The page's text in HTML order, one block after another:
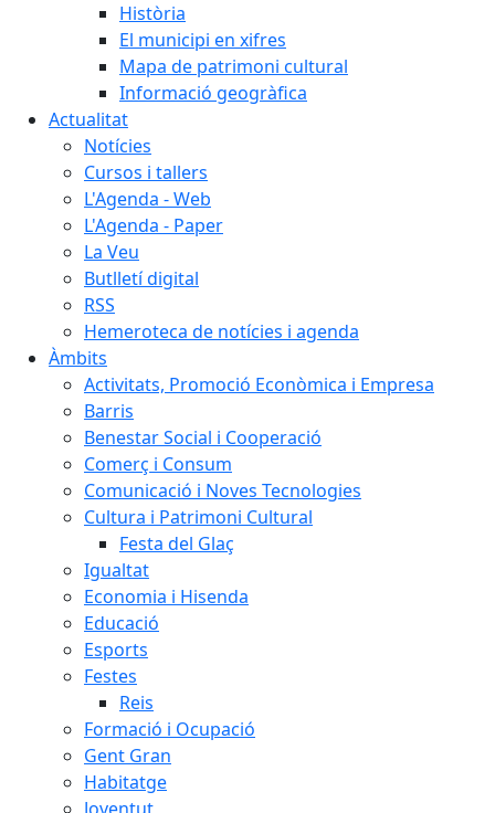
Història
El municipi en xifres
Mapa de patrimoni cultural
Informació geogràfica
Actualitat
Notícies
Cursos i tallers
L'Agenda - Web
L'Agenda - Paper
La Veu
Butlletí digital
RSS
Hemeroteca de notícies i agenda
Àmbits
Activitats, Promoció Econòmica i Empresa
Barris
Benestar Social i Cooperació
Comerç i Consum
Comunicació i Noves Tecnologies
Cultura i Patrimoni Cultural
Festa del Glaç
Igualtat
Economia i Hisenda
Educació
Esports
Festes
Reis
Formació i Ocupació
Gent Gran
Habitatge